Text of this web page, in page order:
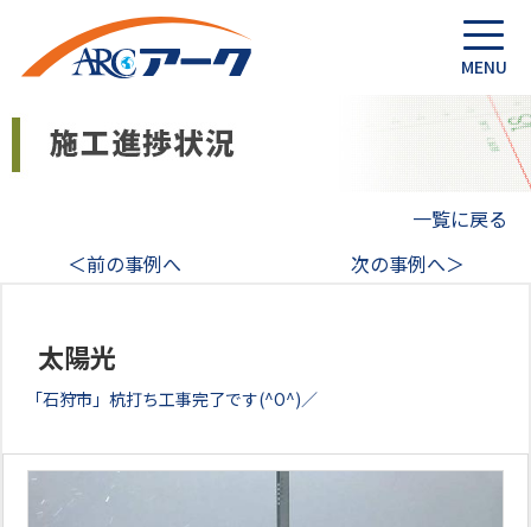
一覧に戻る
＜前の事例へ
次の事例へ＞
太陽光
「石狩市」杭打ち工事完了です(^O^)／